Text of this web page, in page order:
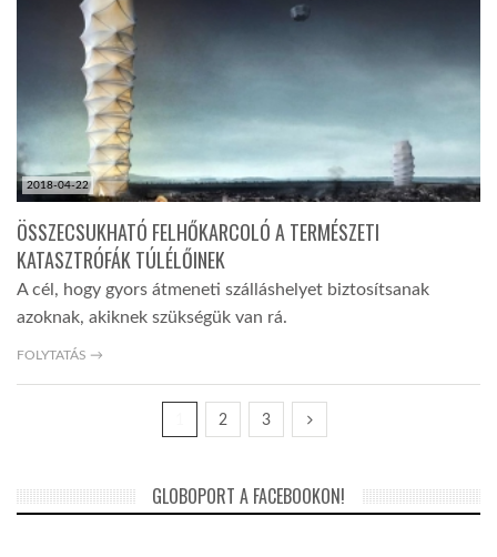
2018-04-22
ÖSSZECSUKHATÓ FELHŐKARCOLÓ A TERMÉSZETI
KATASZTRÓFÁK TÚLÉLŐINEK
A cél, hogy gyors átmeneti szálláshelyet biztosítsanak
azoknak, akiknek szükségük van rá.
FOLYTATÁS →
2 3
GLOBOPORT A FACEBOOKON!